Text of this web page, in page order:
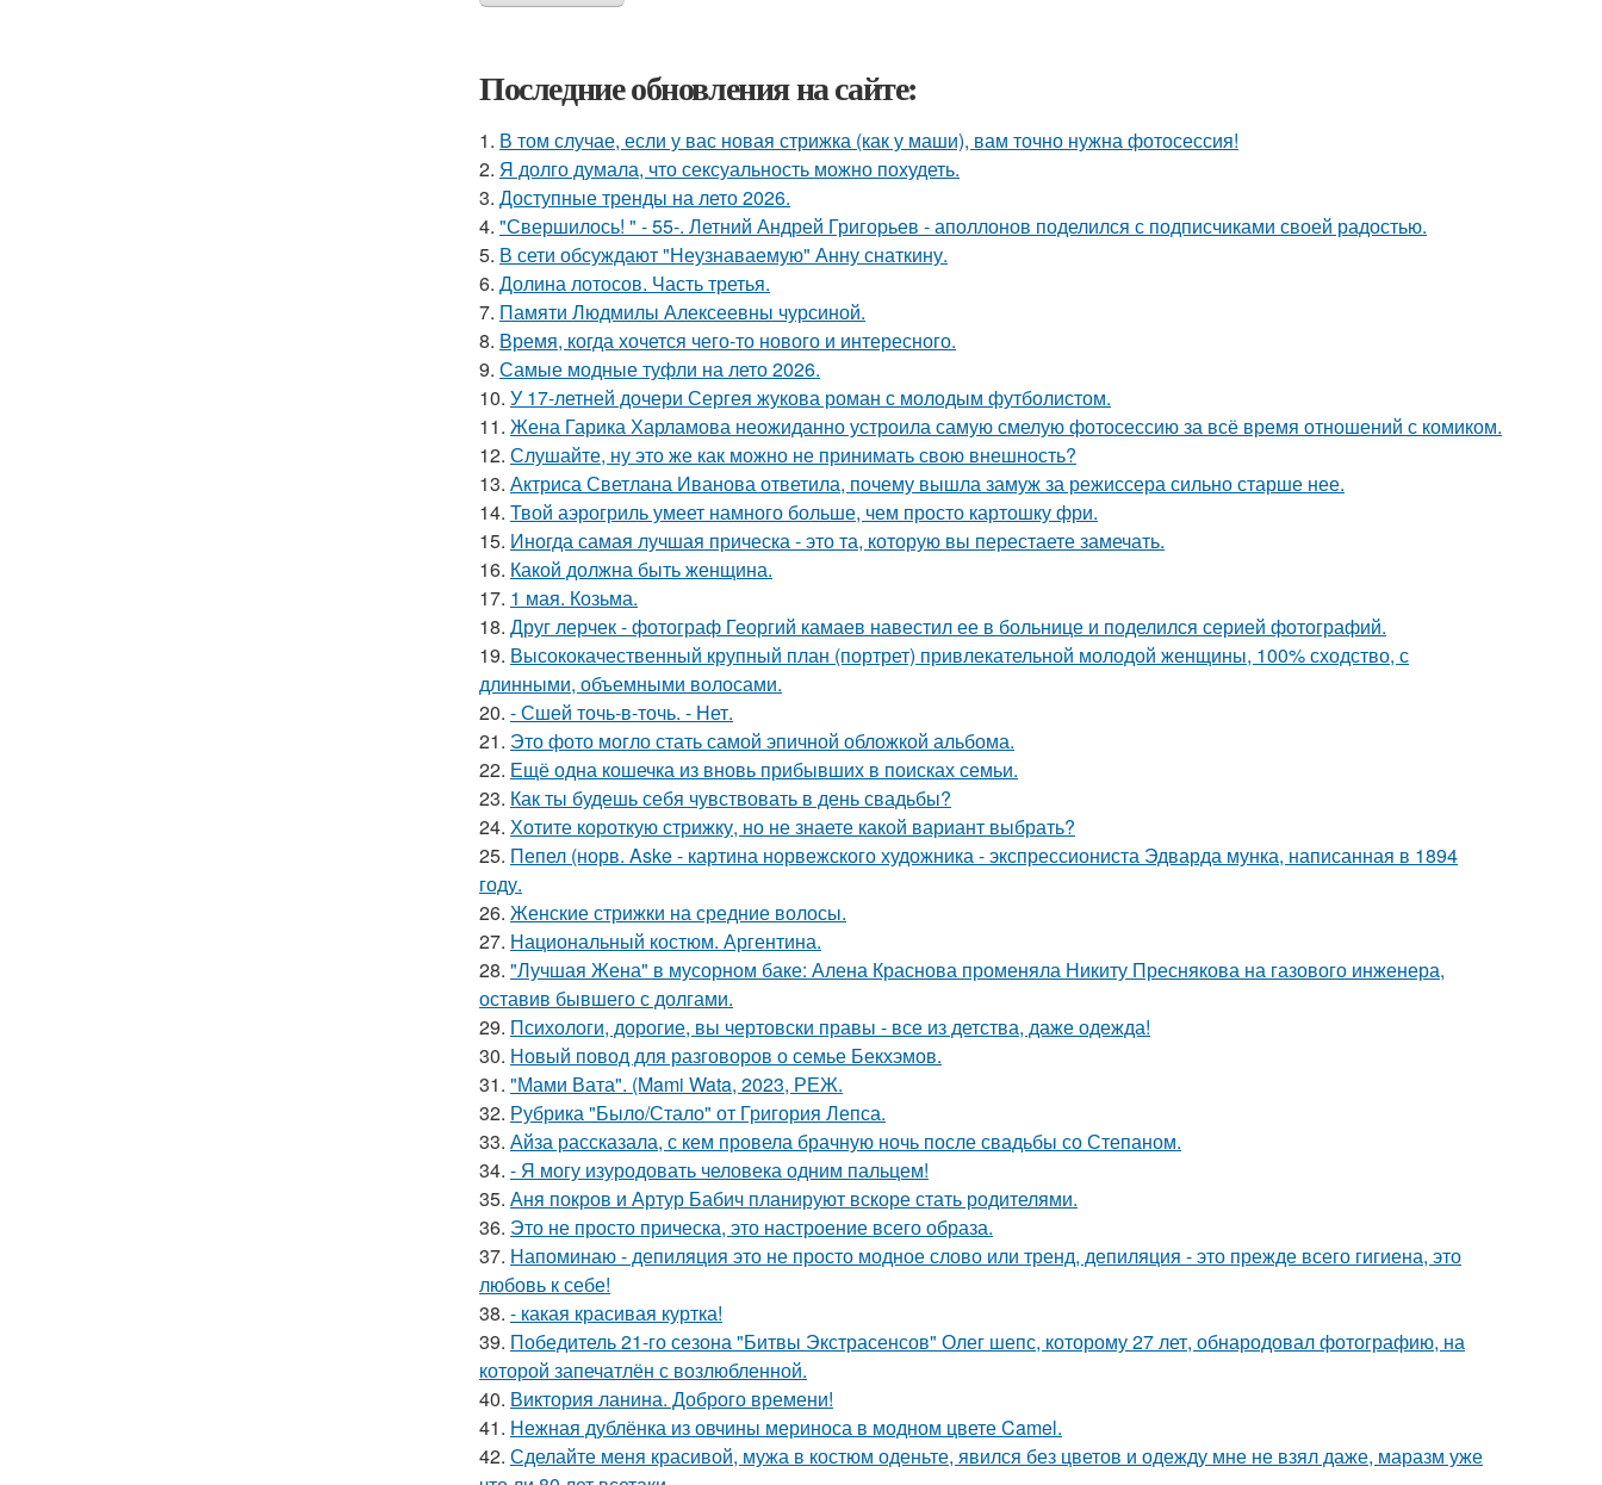
Последние обновления на сайте:
1. В том случае, если у вас новая стрижка (как у маши), вам точно нужна фотосессия!
2. Я долго думала, что сексуальность можно похудеть.
3. Доступные тренды на лето 2026.
4. "Свершилось! " - 55-. Летний Андрей Григорьев - аполлонов поделился с подписчиками своей радостью.
5. В сети обсуждают "Неузнаваемую" Анну снаткину.
6. Долина лотосов. Часть третья.
7. Памяти Людмилы Алексеевны чурсиной.
8. Время, когда хочется чего-то нового и интересного.
9. Самые модные туфли на лето 2026.
10. У 17-летней дочери Сергея жукова роман с молодым футболистом.
11. Жена Гарика Харламова неожиданно устроила самую смелую фотосессию за всё время отношений с комиком.
12. Слушайте, ну это же как можно не принимать свою внешность?
13. Актриса Светлана Иванова ответила, почему вышла замуж за режиссера сильно старше нее.
14. Твой аэрогриль умеет намного больше, чем просто картошку фри.
15. Иногда самая лучшая прическа - это та, которую вы перестаете замечать.
16. Какой должна быть женщина.
17. 1 мая. Козьма.
18. Друг лерчек - фотограф Георгий камаев навестил ее в больнице и поделился серией фотографий.
19. Высококачественный крупный план (портрет) привлекательной молодой женщины, 100% сходство, с
длинными, объемными волосами.
20. - Сшей точь-в-точь. - Нет.
21. Это фото могло стать самой эпичной обложкой альбома.
22. Ещё одна кошечка из вновь прибывших в поисках семьи.
23. Как ты будешь себя чувствовать в день свадьбы?
24. Хотите короткую стрижку, но не знаете какой вариант выбрать?
25. Пепел (норв. Aske - картина норвежского художника - экспрессиониста Эдварда мунка, написанная в 1894
году.
26. Женские стрижки на средние волосы.
27. Национальный костюм. Аргентина.
28. "Лучшая Жена" в мусорном баке: Алена Краснова променяла Никиту Преснякова на газового инженера,
оставив бывшего с долгами.
29. Психологи, дорогие, вы чертовски правы - все из детства, даже одежда!
30. Новый повод для разговоров о семье Бекхэмов.
31. "Мами Вата". (Mami Wata, 2023, РЕЖ.
32. Рубрика "Было/Стало" от Григория Лепса.
33. Айза рассказала, с кем провела брачную ночь после свадьбы со Степаном.
34. - Я могу изуродовать человека одним пальцем!
35. Аня покров и Артур Бабич планируют вскоре стать родителями.
36. Это не просто прическа, это настроение всего образа.
37. Напоминаю - депиляция это не просто модное слово или тренд, депиляция - это прежде всего гигиена, это
любовь к себе!
38. - какая красивая куртка!
39. Победитель 21-го сезона "Битвы Экстрасенсов" Олег шепс, которому 27 лет, обнародовал фотографию, на
которой запечатлён с возлюбленной.
40. Виктория ланина. Доброго времени!
41. Нежная дублёнка из овчины мериноса в модном цвете Camel.
42. Сделайте меня красивой, мужа в костюм оденьте, явился без цветов и одежду мне не взял даже, маразм уже